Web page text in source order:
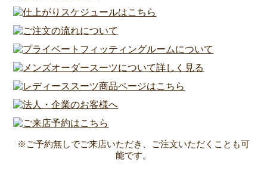
※ご予約無しでご来店いただき、ご注文いただくことも可
能です。